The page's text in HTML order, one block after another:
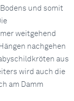
und somit
weitgehend
nachgehen
aus
wird auch die
am Damm